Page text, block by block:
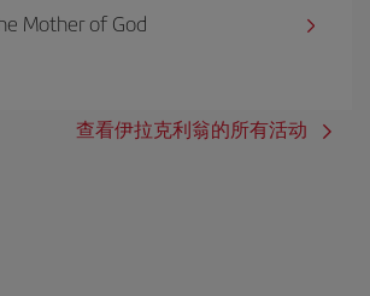
Mother of God
查看伊拉克利翁的所有活动